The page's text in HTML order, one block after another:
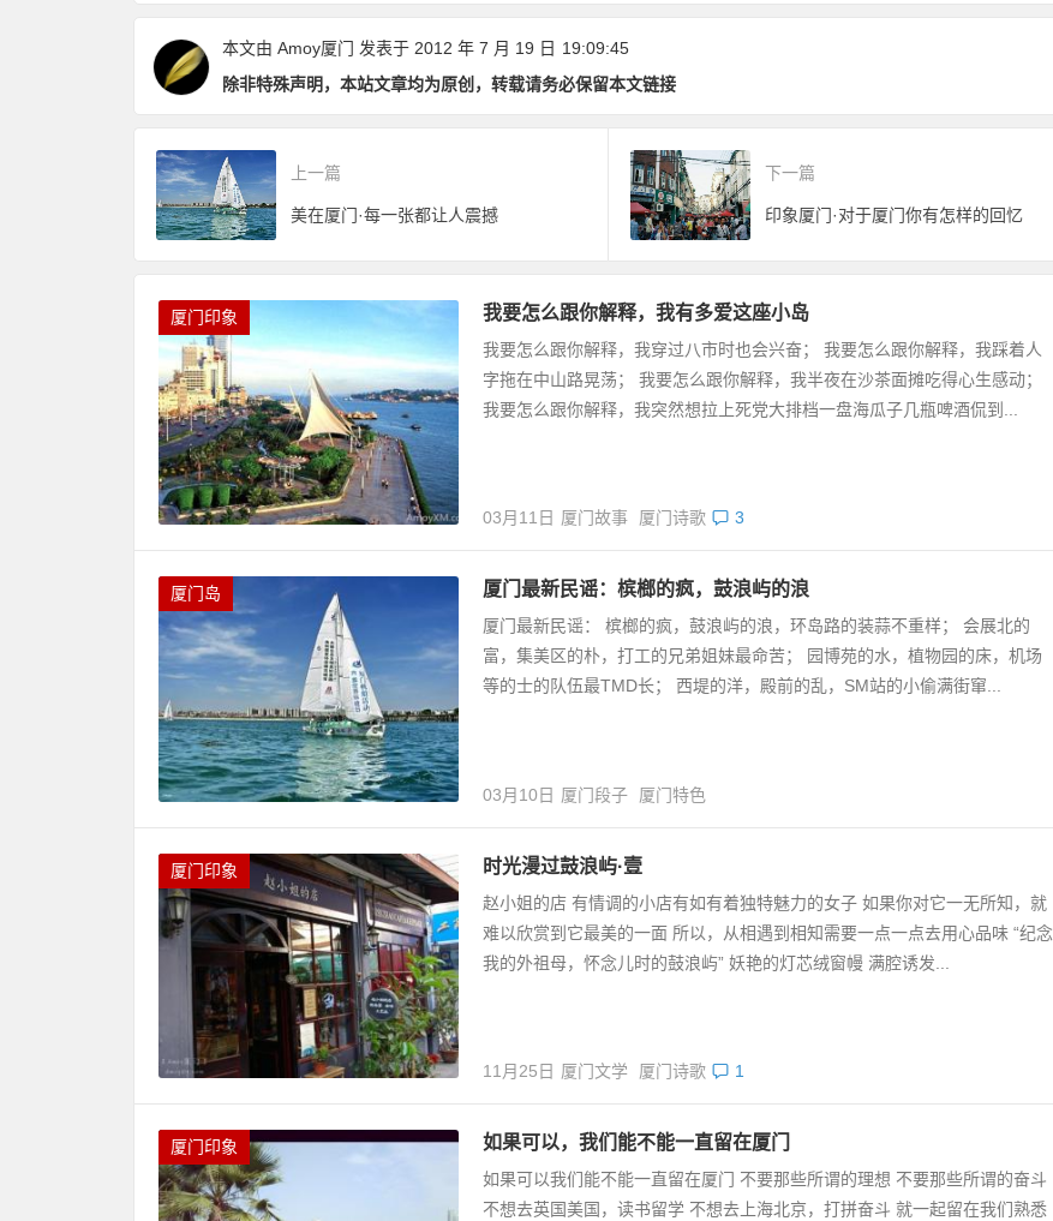
本文由 Amoy厦门 发表于 2012 年 7 月 19 日 19:09:45
除非特殊声明，本站文章均为原创，转载请务必保留本文链接
上一篇
美在厦门·每一张都让人震撼
下一篇
印象厦门·对于厦门你有怎样的回忆
厦门印象 我要怎么跟你解释，我有多爱这座小岛
我要怎么跟你解释，我穿过八市时也会兴奋； 我要怎么跟你解释，我踩着人
字拖在中山路晃荡； 我要怎么跟你解释，我半夜在沙茶面摊吃得心生感动；
我要怎么跟你解释，我突然想拉上死党大排档一盘海瓜子几瓶啤酒侃到...
03月11日 厦门故事 厦门诗歌 3
厦门岛 厦门最新民谣：槟榔的疯，鼓浪屿的浪
厦门最新民谣： 槟榔的疯，鼓浪屿的浪，环岛路的装蒜不重样； 会展北的
富，集美区的朴，打工的兄弟姐妹最命苦； 园博苑的水，植物园的床，机场
等的士的队伍最TMD长； 西堤的洋，殿前的乱，SM站的小偷满街窜...
03月10日 厦门段子 厦门特色
厦门印象 时光漫过鼓浪屿·壹
赵小姐的店 有情调的小店有如有着独特魅力的女子 如果你对它一无所知，就
难以欣赏到它最美的一面 所以，从相遇到相知需要一点一点去用心品味 “纪念
我的外祖母，怀念儿时的鼓浪屿” 妖艳的灯芯绒窗幔 满腔诱发...
11月25日 厦门文学 厦门诗歌 1
厦门印象 如果可以，我们能不能一直留在厦门
如果可以我们能不能一直留在厦门 不要那些所谓的理想 不要那些所谓的奋斗
不想去英国美国，读书留学 不想去上海北京，打拼奋斗 就一起留在我们熟悉